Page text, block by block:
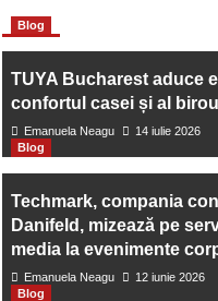
reală?
Cum să-ți Organizezi
Stories
Blog
TUYA Bucharest aduce
confortul casei și al
Emanuela Neagu
14 iulie 2026
Blog
Techmark, compania
Danifeld, mizează pe
media la evenimente
Emanuela Neagu
12 iunie 2026
Blog